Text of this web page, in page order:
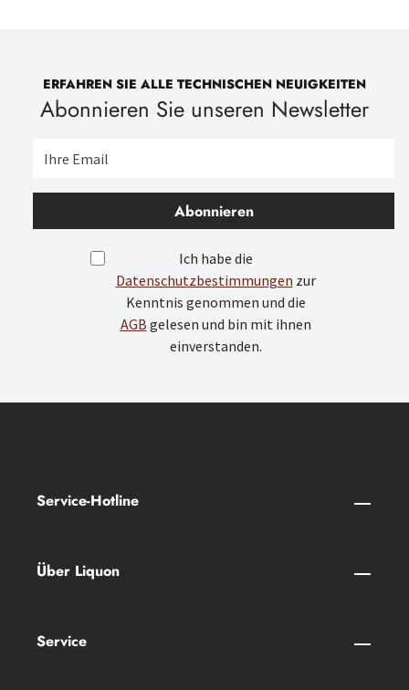
ERFAHREN SIE ALLE TECHNISCHEN NEUIGKEITEN
Abonnieren Sie unseren Newsletter
Abonnieren
Ich habe die
Datenschutzbestimmungen zur
Kenntnis genommen und die
AGB gelesen und bin mit ihnen
einverstanden.
Service-Hotline
Über Liquon
Service